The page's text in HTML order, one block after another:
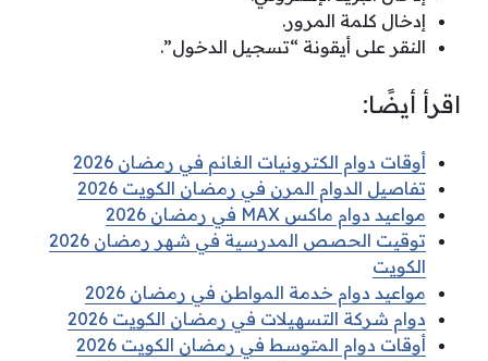
إدخال كلمة المرور.
النقر على أيقونة “تسجيل الدخول”.
اقرأ أيضًا:
أوقات دوام الكترونيات الغانم في رمضان 2026
تفاصيل الدوام المرن في رمضان الكويت 2026
مواعيد دوام ماكس MAX في رمضان 2026
توقيت الحصص المدرسية في شهر رمضان 2026
الكويت
مواعيد دوام خدمة المواطن في رمضان 2026
دوام شركة التسهيلات في رمضان الكويت 2026
أوقات دوام المتوسط في رمضان الكويت 2026